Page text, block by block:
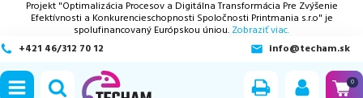
Projekt "Optimalizácia Procesov a Digitálna Transformácia Pre Zvýšenie
Efektívnosti a Konkurencieschopnosti Spoločnosti Printmania s.r.o" je
spolufinancovaný Európskou úniou. Zobraziť viac.
+421 46/312 70 12
info@techam.sk
0